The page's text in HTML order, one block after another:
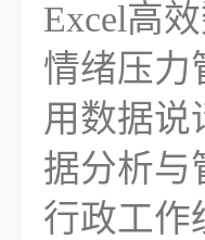
Excel高
情绪压力
用数据说
据分析与
行政工作